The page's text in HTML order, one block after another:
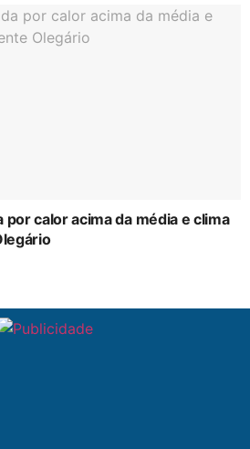
por calor acima da média e clima